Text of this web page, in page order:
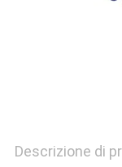
Descrizione di